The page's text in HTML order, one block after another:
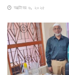
অক্টোবর ৬, ২০২৫